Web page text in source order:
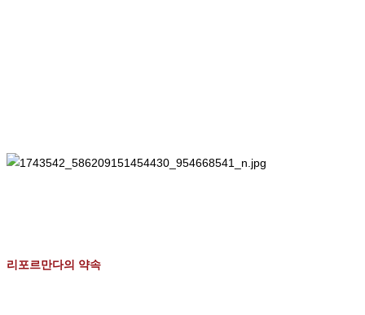
리포르만다의 약속